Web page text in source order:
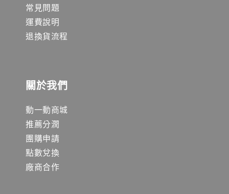
常見問題
運費說明
退換貨流程
關於我們
動一動商城
推薦分潤
團購申請
點數兌換
廠商合作